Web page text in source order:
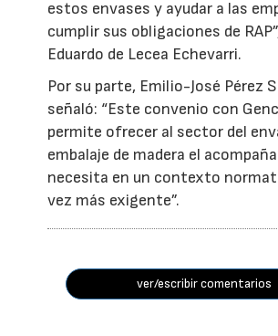
estos envases y ayudar a las
cumplir sus obligaciones de
Eduardo de Lecea Echevarri.
Por su parte, Emilio-José Pérez
señaló: “Este convenio con
permite ofrecer al sector del
embalaje de madera el
necesita en un contexto
vez más exigente”.
ver/escribir comentarios